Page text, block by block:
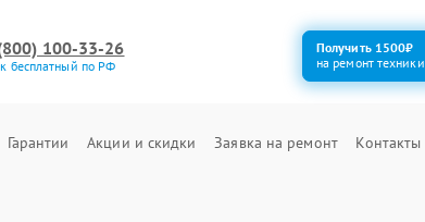
100-33-26
бесплатный по РФ
Получить 1500₽
на ремонт техники
Гарантии Акции и скидки Заявка на ремонт Контакты